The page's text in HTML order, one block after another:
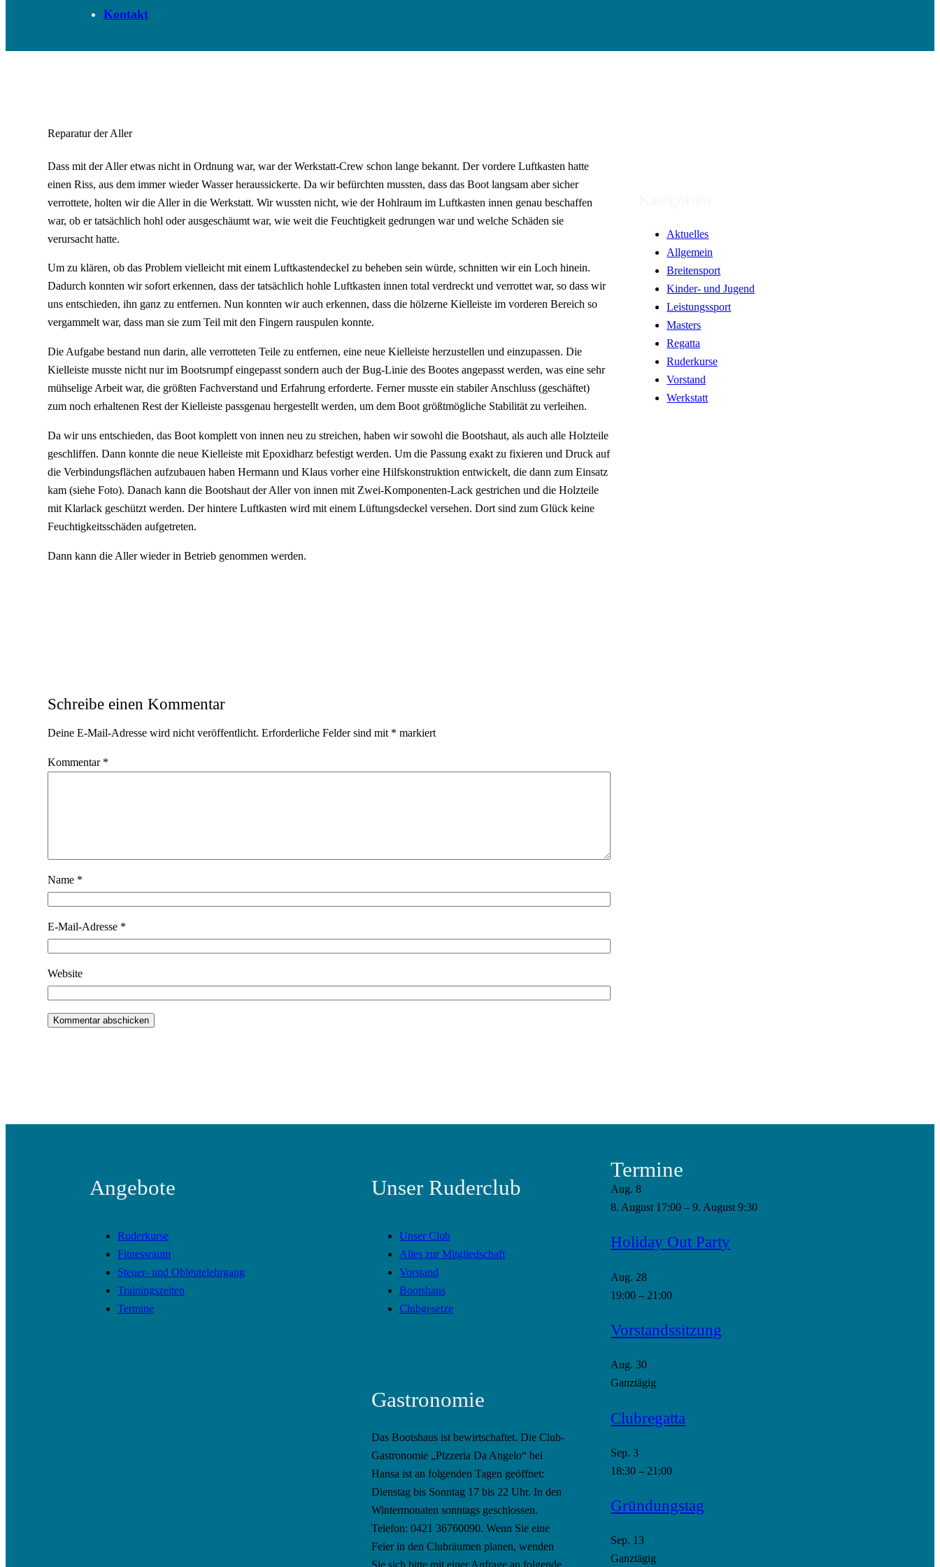
Kontakt
Reparatur der Aller
Dass mit der Aller etwas nicht in Ordnung war, war der Werkstatt-Crew schon lange bekannt. Der vordere Luftkasten hatte
einen Riss, aus dem immer wieder Wasser heraussickerte. Da wir befürchten mussten, dass das Boot langsam aber sicher
verrottete, holten wir die Aller in die Werkstatt. Wir wussten nicht, wie der Hohlraum im Luftkasten innen genau beschaffen
war, ob er tatsächlich hohl oder ausgeschäumt war, wie weit die Feuchtigkeit gedrungen war und welche Schäden sie
verursacht hatte.
Um zu klären, ob das Problem vielleicht mit einem Luftkastendeckel zu beheben sein würde, schnitten wir ein Loch hinein.
Dadurch konnten wir sofort erkennen, dass der tatsächlich hohle Luftkasten innen total verdreckt und verrottet war, so dass wir
uns entschieden, ihn ganz zu entfernen. Nun konnten wir auch erkennen, dass die hölzerne Kielleiste im vorderen Bereich so
vergammelt war, dass man sie zum Teil mit den Fingern rauspulen konnte.
Die Aufgabe bestand nun darin, alle verrotteten Teile zu entfernen, eine neue Kielleiste herzustellen und einzupassen. Die
Kielleiste musste nicht nur im Bootsrumpf eingepasst sondern auch der Bug-Linie des Bootes angepasst werden, was eine sehr
mühselige Arbeit war, die größten Fachverstand und Erfahrung erforderte. Ferner musste ein stabiler Anschluss (geschäftet)
zum noch erhaltenen Rest der Kielleiste passgenau hergestellt werden, um dem Boot größtmögliche Stabilität zu verleihen.
Da wir uns entschieden, das Boot komplett von innen neu zu streichen, haben wir sowohl die Bootshaut, als auch alle Holzteile
geschliffen. Dann konnte die neue Kielleiste mit Epoxidharz befestigt werden. Um die Passung exakt zu fixieren und Druck auf
die Verbindungsflächen aufzubauen haben Hermann und Klaus vorher eine Hilfskonstruktion entwickelt, die dann zum Einsatz
kam (siehe Foto). Danach kann die Bootshaut der Aller von innen mit Zwei-Komponenten-Lack gestrichen und die Holzteile
mit Klarlack geschützt werden. Der hintere Luftkasten wird mit einem Lüftungsdeckel versehen. Dort sind zum Glück keine
Feuchtigkeitsschäden aufgetreten.
Dann kann die Aller wieder in Betrieb genommen werden.
Schreibe einen Kommentar
Deine E-Mail-Adresse wird nicht veröffentlicht. Erforderliche Felder sind mit * markiert
Kommentar *
Name *
E-Mail-Adresse *
Website
Aktuelles
Allgemein
Breitensport
Kinder- und Jugend
Leistungssport
Masters
Regatta
Ruderkurse
Vorstand
Werkstatt
Angebote
Ruderkurse
Fitnessraum
Steuer- und Obleutelehrgang
Trainingszeiten
Termine
Unser Ruderclub
Unser Club
Alles zur Mitgliedschaft
Vorstand
Bootshaus
Clubgesetze
Gastronomie
Das Bootshaus ist bewirtschaftet. Die Club-
Gastronomie „Pizzeria Da Angelo“ bei
Hansa ist an folgenden Tagen geöffnet:
Dienstag bis Sonntag 17 bis 22 Uhr. In den
Wintermonaten sonntags geschlossen.
Telefon: 0421 36760090. Wenn Sie eine
Feier in den Clubräumen planen, wenden
Sie sich bitte mit einer Anfrage an folgende
Termine
Aug.8
8. August 17:00 –9. August 9:30
Holiday Out Party
Aug. 28
19:00 – 21:00
Vorstandssitzung
Aug.30
Ganztägig
Clubregatta
Sep.3
18:30 – 21:00
Gründungstag
Sep. 13
Ganztägig